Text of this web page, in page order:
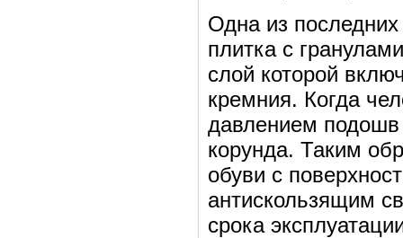
Одна из
плитка с
слой которой
кремния. Когда
давлением подошв
корунда. Таким
обуви с
антискользящим
срока